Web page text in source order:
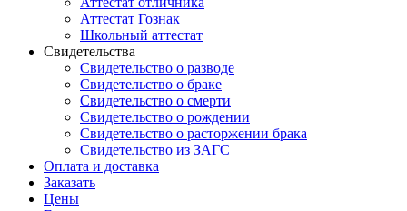
Аттестат Гознак
Школьный аттестат
Свидетельства
Свидетельство о разводе
Свидетельство о браке
Свидетельство о смерти
Свидетельство о рождении
Свидетельство о расторжении брака
Свидетельство из ЗАГС
Оплата и доставка
Заказать
Цены